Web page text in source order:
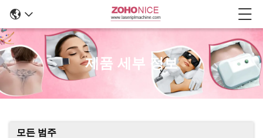
제품 세부 정보
모든 범주